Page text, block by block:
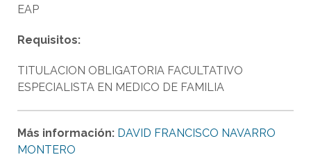
EAP
Requisitos:
TITULACION OBLIGATORIA FACULTATIVO
ESPECIALISTA EN MEDICO DE FAMILIA
Más información: DAVID FRANCISCO NAVARRO
MONTERO